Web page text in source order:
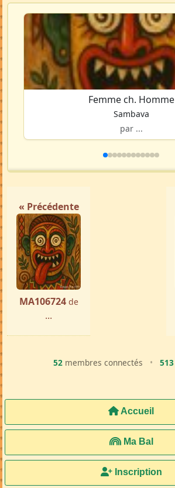
Femme ch. Homme
Sambava
par ...
« Précédente
MA106724 de
...
52 membres connectés • 513
Accueil
Ma Bal
Inscription